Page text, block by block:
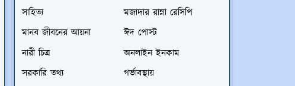
সাহিত্য
মজাদার রান্না রেসিপি
মানব জীবনের আয়না
ঈদ পোস্ট
নারী চিত্র
অনলাইন ইনকাম
সরকারি তথ্য
গর্ভাবস্থায়